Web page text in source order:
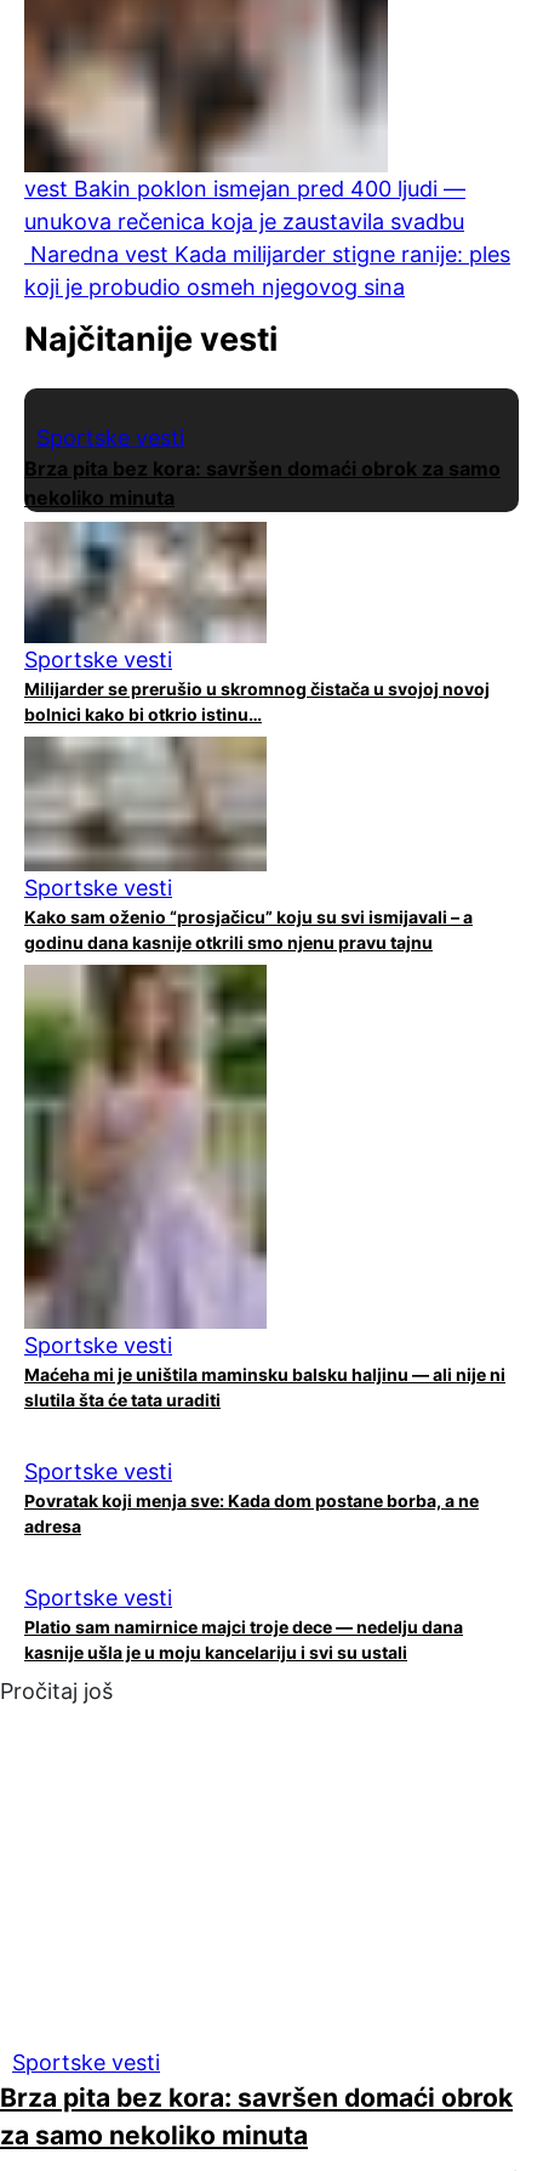
vest Bakin poklon ismejan pred 400 ljudi —
unukova rečenica koja je zaustavila svadbu
Naredna vest Kada milijarder stigne ranije: ples
koji je probudio osmeh njegovog sina
Najčitanije vesti
Sportske vesti
Brza pita bez kora: savršen domaći obrok za samo
nekoliko minuta
Sportske vesti
Milijarder se prerušio u skromnog čistača u svojoj novoj
bolnici kako bi otkrio istinu…
Sportske vesti
Kako sam oženio “prosjačicu” koju su svi ismijavali – a
godinu dana kasnije otkrili smo njenu pravu tajnu
Sportske vesti
Maćeha mi je uništila maminsku balsku haljinu — ali nije ni
slutila šta će tata uraditi
Sportske vesti
Povratak koji menja sve: Kada dom postane borba, a ne
adresa
Sportske vesti
Platio sam namirnice majci troje dece — nedelju dana
kasnije ušla je u moju kancelariju i svi su ustali
Pročitaj još
Sportske vesti
Brza pita bez kora: savršen domaći obrok
za samo nekoliko minuta